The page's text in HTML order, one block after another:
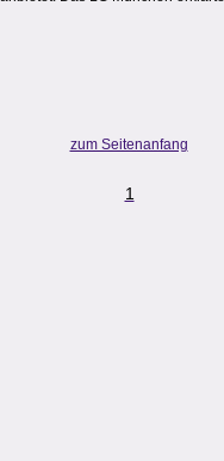
zum Seitenanfang
1